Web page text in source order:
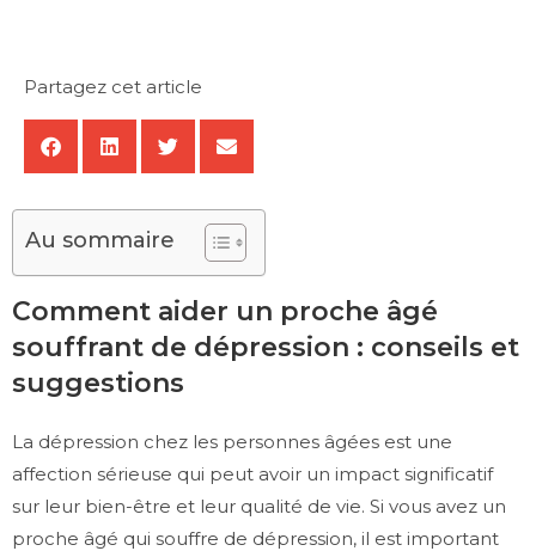
Partagez cet article
Au sommaire
Comment aider un proche âgé
souffrant de dépression : conseils et
suggestions
La dépression chez les personnes âgées est une
affection sérieuse qui peut avoir un impact significatif
sur leur bien-être et leur qualité de vie. Si vous avez un
proche âgé qui souffre de dépression, il est important